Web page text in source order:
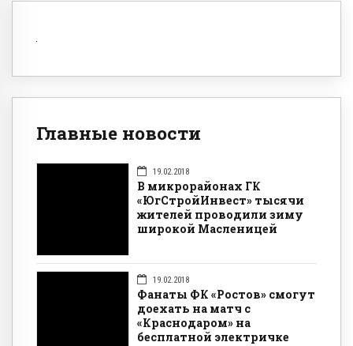
Главные новости
19.02.2018
В микрорайонах ГК
«ЮгСтройИнвест» тысячи
жителей проводили зиму
широкой Масленицей
19.02.2018
Фанаты ФК «Ростов» смогут
доехать на матч с
«Краснодаром» на
бесплатной электричке